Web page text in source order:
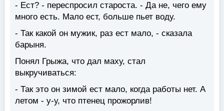
- Ест? - переспросил староста. - Да не, чего ему
много есть. Мало ест, больше пьет воду.
- Так какой он мужик, раз ест мало, - сказала
барыня.
Понял Грыжа, что дал маху, стал
выкручиваться:
- Так это он зимой ест мало, когда работы нет. А
летом - у-у, что птенец прожорлив!